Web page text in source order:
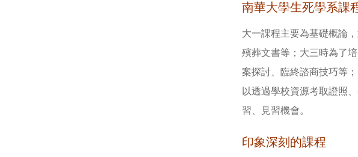
南華大學生死學系課
大一課程主要為基礎概論
殯葬文書等；大三時為了
案探討、臨終諮商技巧等
以透過學校資源考取證照
習、見習機會。
印象深刻的課程